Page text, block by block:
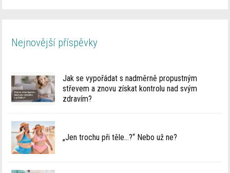
Nejnovější příspěvky
Jak se vypořádat s nadměrně propustným
střevem a znovu získat kontrolu nad svým
zdravím?
„Jen trochu při těle…?“ Nebo už ne?